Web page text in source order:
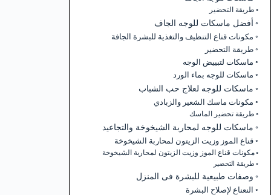
طريقة التحضير
أفضل ماسكات للوجه الجاف
مكونات قناع التنظيف والتغذية للبشرة الجافة
طريقة التحضير
ماسكات لتبييض الوجه
ماسكات للوجه بماء الورد
ماسكات للوجه لعلاج حب الشباب
مكونات ماسك الشعير والزبادي
طريقة تحضير الماسك
ماسكات للوجه لمحاربة الشيخوخة والتجاعيد
قناع الموز وزيت الزيتون لمحاربة الشيخوخة
مكونات قناع الموز وزيت الزيتون لمحاربة الشيخوخة
طريقة التحضير
وصفات طبيعية للبشرة فى المنزل
النعناع لإصلاح البشرة